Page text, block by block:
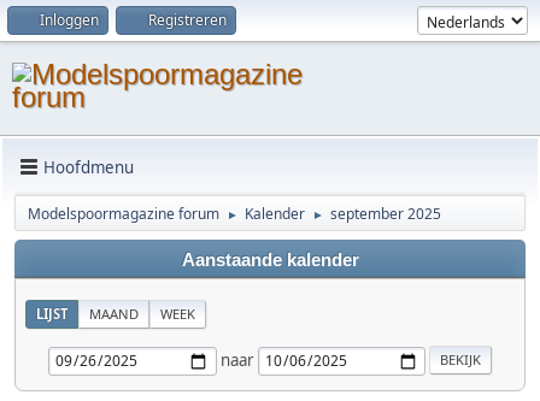
Inloggen Registreren
Hoofdmenu
Modelspoormagazine forum ► Kalender ► september 2025
Aanstaande kalender
LIJST MAAND WEEK
naar